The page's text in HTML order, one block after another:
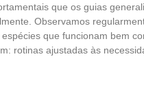
que os guias
Observamos
que funcionam bem
rotinas ajustadas às